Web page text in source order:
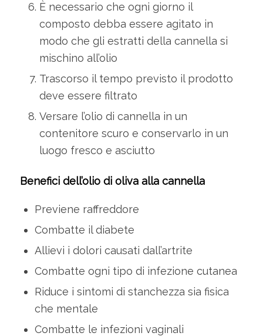
È necessario che ogni giorno il
composto debba essere agitato in
modo che gli estratti della cannella si
mischino all’olio
Trascorso il tempo previsto il prodotto
deve essere filtrato
Versare l’olio di cannella in un
contenitore scuro e conservarlo in un
luogo fresco e asciutto
Benefici dell’olio di oliva alla cannella
Previene raffreddore
Combatte il diabete
Allievi i dolori causati dall’artrite
Combatte ogni tipo di infezione cutanea
Riduce i sintomi di stanchezza sia fisica
che mentale
Combatte le infezioni vaginali